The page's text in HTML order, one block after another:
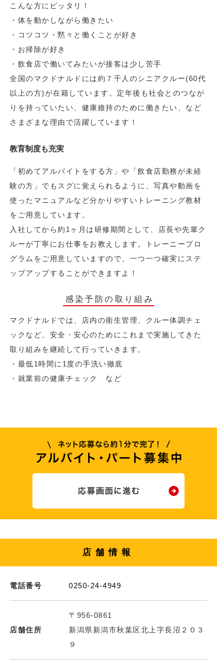
こんな方にピッタリ！
・体を動かしながら働きたい
・コツコツ・黙々と働くことが好き
・お掃除が好き
・飲食店で働いてみたいが接客は少し苦手
全国のマクドナルドには約７千人のシニアクルー(60代
以上の方)が在籍しています。定年後も社会とのつなが
りを持っていたい、健康維持のために働きたい、など
さまざまな理由で活躍しています！
教育制度も充実
「初めてアルバイトをする方」や「飲食店勤務が未経
験の方」でもスグに覚えられるように、写真や動画を
使ったマニュアルなど分かりやすいトレーニング教材
をご用意しています。
入社してから約1ヶ月は研修期間として、店長や先輩ク
ルーが丁寧にお仕事をお教えします。トレーニープロ
グラムをご用意していますので、一つ一つ確実にステ
ップアップすることができますよ！
感染予防の取り組み
マクドナルドでは、店内の衛生管理、クルー体調チェ
ックなど、安全・安心のためにこれまで実施してきた
取り組みを継続して行っていきます。
・最低1時間に1度の手洗い徹底
・就業前の健康チェック など
店舗情報
電話番号 0250-24-4949
店舗住所
〒956-0861
新潟県新潟市秋葉区北上字長沼２０３
９